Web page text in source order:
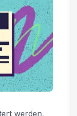
werden,